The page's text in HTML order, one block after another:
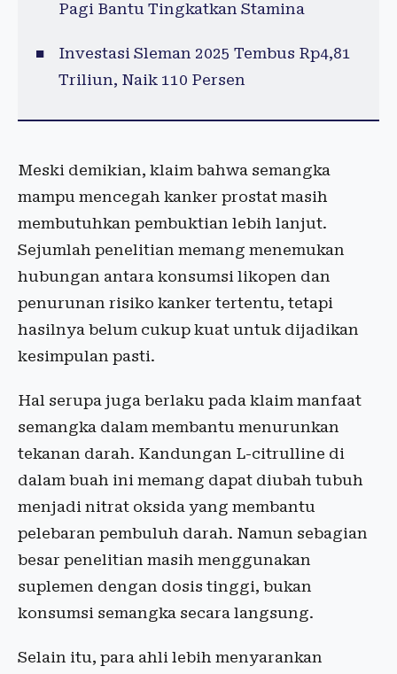
Pagi Bantu Tingkatkan Stamina
Investasi Sleman 2025 Tembus Rp4,81
Triliun, Naik 110 Persen
Meski demikian, klaim bahwa semangka
mampu mencegah kanker prostat masih
membutuhkan pembuktian lebih lanjut.
Sejumlah penelitian memang menemukan
hubungan antara konsumsi likopen dan
penurunan risiko kanker tertentu, tetapi
hasilnya belum cukup kuat untuk dijadikan
kesimpulan pasti.
Hal serupa juga berlaku pada klaim manfaat
semangka dalam membantu menurunkan
tekanan darah. Kandungan L-citrulline di
dalam buah ini memang dapat diubah tubuh
menjadi nitrat oksida yang membantu
pelebaran pembuluh darah. Namun sebagian
besar penelitian masih menggunakan
suplemen dengan dosis tinggi, bukan
konsumsi semangka secara langsung.
Selain itu, para ahli lebih menyarankan